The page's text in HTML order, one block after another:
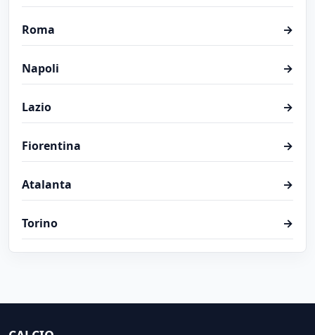
Roma →
Napoli →
Lazio →
Fiorentina →
Atalanta →
Torino →